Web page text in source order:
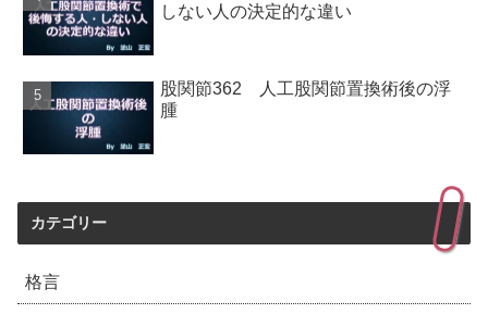
しない人の決定的な違い
股関節362 人工股関節置換術後の浮
腫
カテゴリー
格言